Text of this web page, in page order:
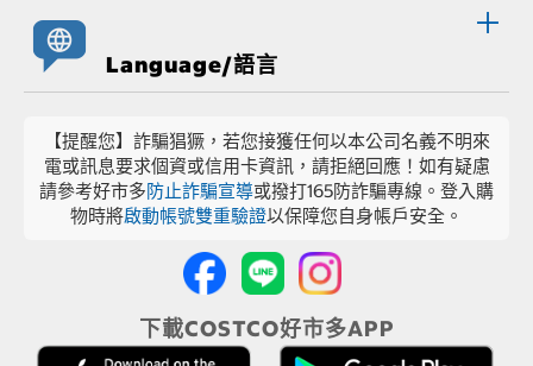
Language/語言
【提醒您】詐騙猖獗，若您接獲任何以本公司名義不明來
電或訊息要求個資或信用卡資訊，請拒絕回應！如有疑慮
請參考好市多防止詐騙宣導或撥打165防詐騙專線。登入購
物時將啟動帳號雙重驗證以保障您自身帳戶安全。
下載COSTCO好市多APP